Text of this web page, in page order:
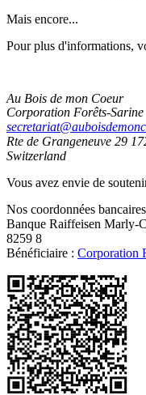
Mais encore...
Pour plus d'informations,
Au Bois de mon Coeur
Corporation Forêts-Sarine
Rte de Grangeneuve 29
Switzerland
Vous avez envie de
Nos coordonnées
Banque Raiffeisen Marly-
8259 8
Bénéficiaire : Corporation